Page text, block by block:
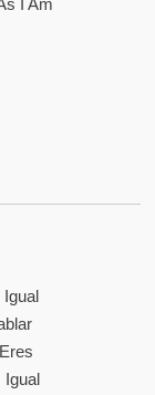
I Am
Igual
Igual